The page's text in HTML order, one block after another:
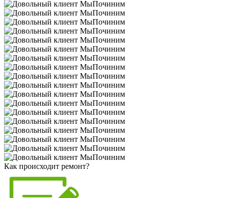
Как происходит ремонт?